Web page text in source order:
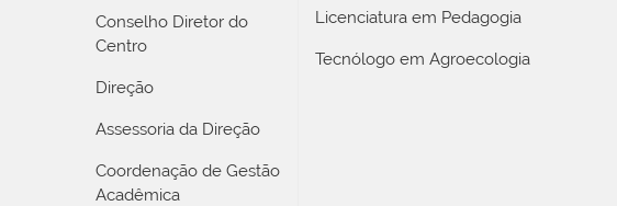
Conselho Diretor do
Centro
Direção
Assessoria da Direção
Coordenação de Gestão
Acadêmica
Licenciatura em Pedagogia
Tecnólogo em Agroecologia